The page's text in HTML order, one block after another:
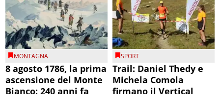
MONTAGNA
8 agosto 1786, la prima
ascensione del Monte
Bianco: 240 anni fa
SPORT
Trail: Daniel Thedy e
Michela Comola
firmano il Vertical